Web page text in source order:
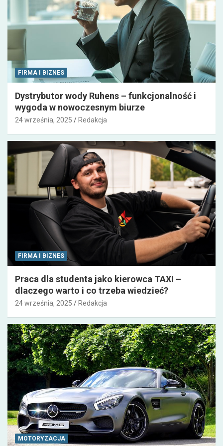
FIRMA I BIZNES
Dystrybutor wody Ruhens – funkcjonalność i
wygoda w nowoczesnym biurze
24 września, 2025 Redakcja
FIRMA I BIZNES
Praca dla studenta jako kierowca TAXI –
dlaczego warto i co trzeba wiedzieć?
24 września, 2025 Redakcja
MOTORYZACJA